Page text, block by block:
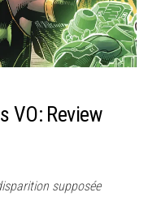
VO: Review
supposée